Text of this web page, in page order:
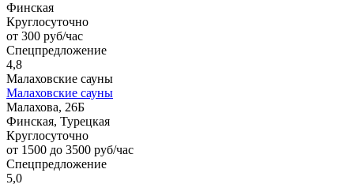
Финская
Круглосуточно
от 300 руб/час
Спецпредложение
4,8
Малаховские сауны
Малаховские сауны
Малахова, 26Б
Финская, Турецкая
Круглосуточно
от 1500 до 3500 руб/час
Спецпредложение
5,0